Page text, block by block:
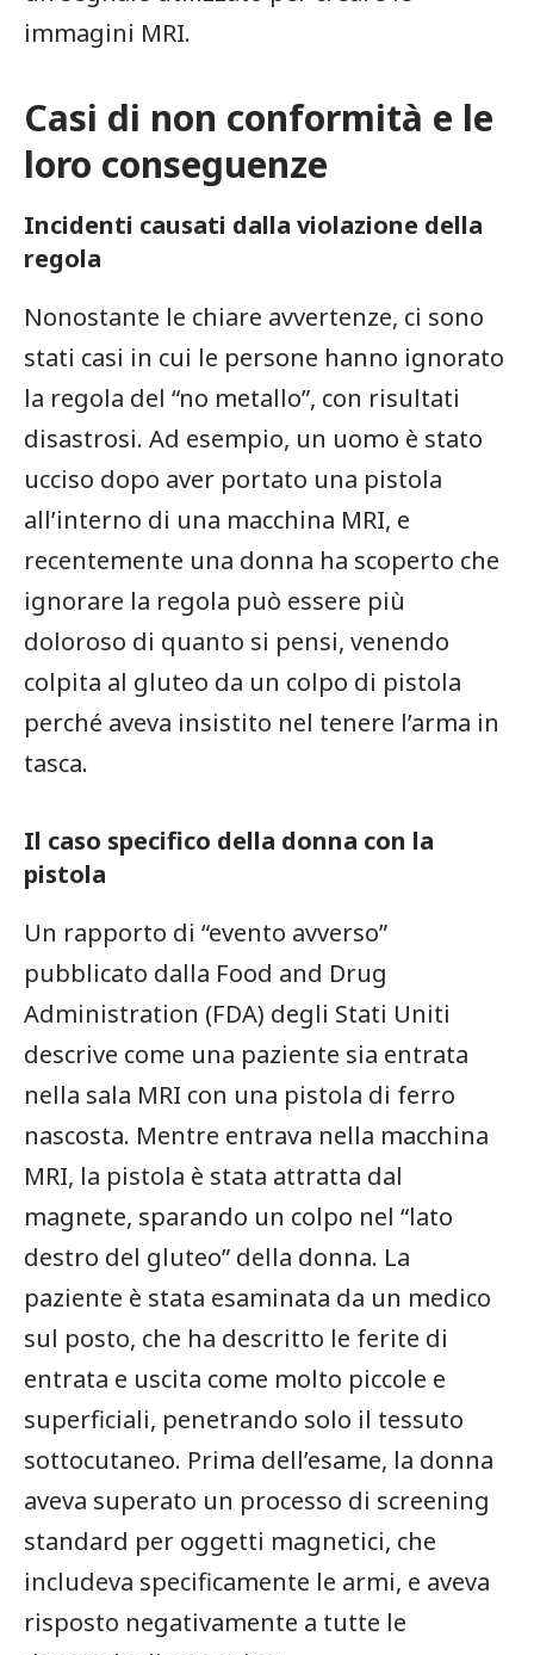
immagini MRI.
Casi di non conformità e le
loro conseguenze
Incidenti causati dalla violazione della
regola
Nonostante le chiare avvertenze, ci sono
stati casi in cui le persone hanno ignorato
la regola del “no metallo”, con risultati
disastrosi. Ad esempio, un uomo è stato
ucciso dopo aver portato una pistola
all’interno di una macchina MRI, e
recentemente una donna ha scoperto che
ignorare la regola può essere più
doloroso di quanto si pensi, venendo
colpita al gluteo da un colpo di pistola
perché aveva insistito nel tenere l’arma in
tasca.
Il caso specifico della donna con la
pistola
Un rapporto di “evento avverso”
pubblicato dalla Food and Drug
Administration (FDA) degli Stati Uniti
descrive come una paziente sia entrata
nella sala MRI con una pistola di ferro
nascosta. Mentre entrava nella macchina
MRI, la pistola è stata attratta dal
magnete, sparando un colpo nel “lato
destro del gluteo” della donna. La
paziente è stata esaminata da un medico
sul posto, che ha descritto le ferite di
entrata e uscita come molto piccole e
superficiali, penetrando solo il tessuto
sottocutaneo. Prima dell’esame, la donna
aveva superato un processo di screening
standard per oggetti magnetici, che
includeva specificamente le armi, e aveva
risposto negativamente a tutte le